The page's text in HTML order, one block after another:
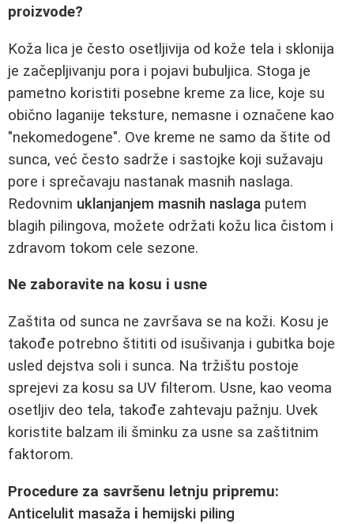
proizvode?
Koža lica je često osetljivija od kože tela i sklonija
je začepljivanju pora i pojavi bubuljica. Stoga je
pametno koristiti posebne kreme za lice, koje su
obično laganije teksture, nemasne i označene kao
"nekomedogene". Ove kreme ne samo da štite od
sunca, već često sadrže i sastojke koji sužavaju
pore i sprečavaju nastanak masnih naslaga.
Redovnim uklanjanjem masnih naslaga putem
blagih pilingova, možete održati kožu lica čistom i
zdravom tokom cele sezone.
Ne zaboravite na kosu i usne
Zaštita od sunca ne završava se na koži. Kosu je
takođe potrebno štititi od isušivanja i gubitka boje
usled dejstva soli i sunca. Na tržištu postoje
sprejevi za kosu sa UV filterom. Usne, kao veoma
osetljiv deo tela, takođe zahtevaju pažnju. Uvek
koristite balzam ili šminku za usne sa zaštitnim
faktorom.
Procedure za savršenu letnju pripremu:
Anticelulit masaža i hemijski piling